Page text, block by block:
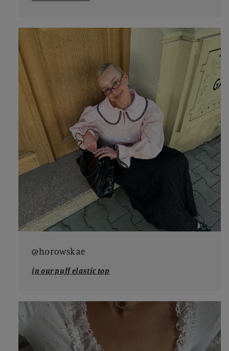
@horowskae
in our puff elastic top